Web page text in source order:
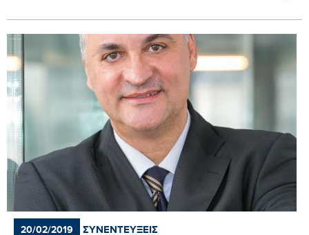
20/02/2019 ΣΥΝΕΝΤΕΎΞΕΙΣ